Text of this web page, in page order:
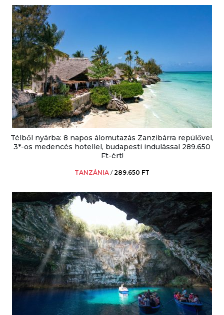
Télből nyárba: 8 napos álomutazás Zanzibárra repülővel,
3*-os medencés hotellel, budapesti indulással 289.650
Ft-ért!
TANZÁNIA /289.650 FT